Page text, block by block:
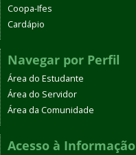
Coopa-Ifes
Cardápio
Navegar por Perfil
Área do Estudante
Área do Servidor
Área da Comunidade
Acesso à Informação